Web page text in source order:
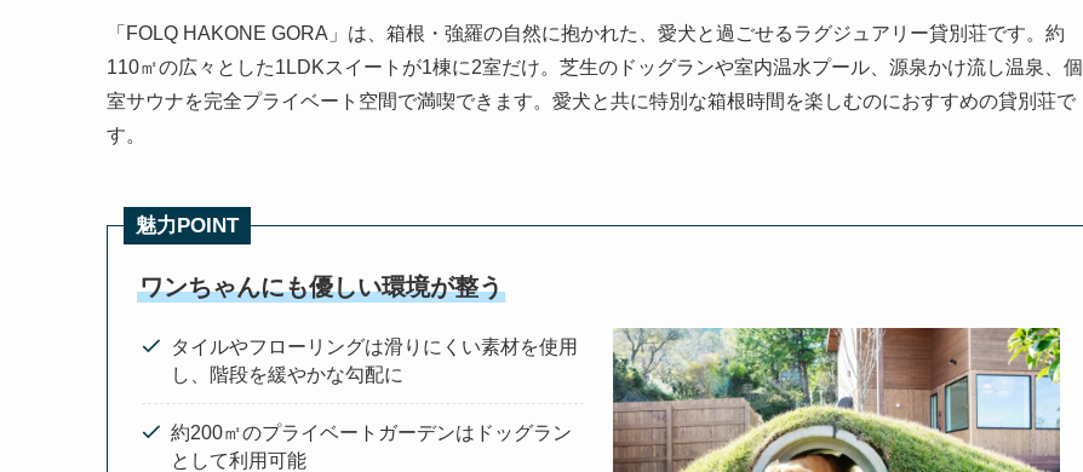
「FOLQ HAKONE GORA」は、箱根・強羅の自然に抱かれた、愛犬と過ごせるラグジュアリー貸別荘です。約
110㎡の広々とした1LDKスイートが1棟に2室だけ。芝生のドッグランや室内温水プール、源泉かけ流し温泉、個
室サウナを完全プライベート空間で満喫できます。愛犬と共に特別な箱根時間を楽しむのにおすすめの貸別荘で
す。
魅力POINT
ワンちゃんにも優しい環境が整う
タイルやフローリングは滑りにくい素材を使用
し、階段を緩やかな勾配に
約200㎡のプライベートガーデンはドッグラン
として利用可能